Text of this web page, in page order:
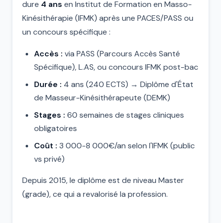
dure 4 ans en Institut de Formation en Masso-
Kinésithérapie (IFMK) après une PACES/PASS ou
un concours spécifique :
Accès : via PASS (Parcours Accès Santé
Spécifique), L.AS, ou concours IFMK post-bac
Durée : 4 ans (240 ECTS) → Diplôme d'État
de Masseur-Kinésithérapeute (DEMK)
Stages : 60 semaines de stages cliniques
obligatoires
Coût : 3 000-8 000€/an selon l'IFMK (public
vs privé)
Depuis 2015, le diplôme est de niveau Master
(grade), ce qui a revalorisé la profession.